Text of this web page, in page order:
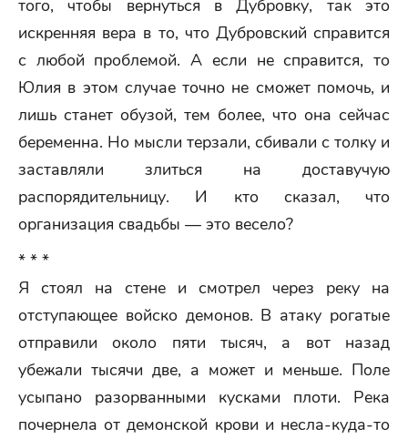
того, чтобы вернуться в Дубровку, так это
искренняя вера в то, что Дубровский справится
с любой проблемой. А если не справится, то
Юлия в этом случае точно не сможет помочь, и
лишь станет обузой, тем более, что она сейчас
беременна. Но мысли терзали, сбивали с толку и
заставляли злиться на доставучую
распорядительницу. И кто сказал, что
организация свадьбы — это весело?
* * *
Я стоял на стене и смотрел через реку на
отступающее войско демонов. В атаку рогатые
отправили около пяти тысяч, а вот назад
убежали тысячи две, а может и меньше. Поле
усыпано разорванными кусками плоти. Река
почернела от демонской крови и несла-куда-то